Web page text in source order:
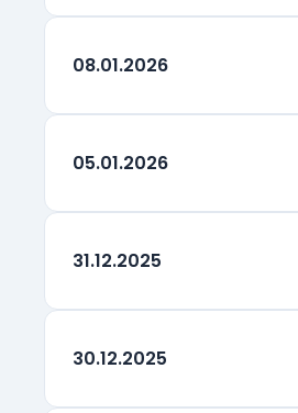
08.01.2026
05.01.2026
31.12.2025
30.12.2025